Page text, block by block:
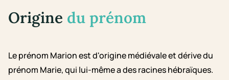
Origine du prénom
Le prénom Marion est d'origine médiévale et dérive du
prénom Marie, qui lui-même a des racines hébraïques.